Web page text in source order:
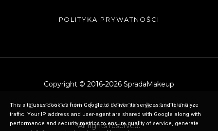
POLITYKA PRYWATNOŚCI
Copyright © 2016-2026 SpradaMakeup
INSTAGRAM FACEBOOK YOUTUBE
All rights reserved.
This site uses cookies from Google to deliver its services and to analyze
traffic. Your IP address and user-agent are shared with Google along with
performance and security metrics to ensure quality of service, generate